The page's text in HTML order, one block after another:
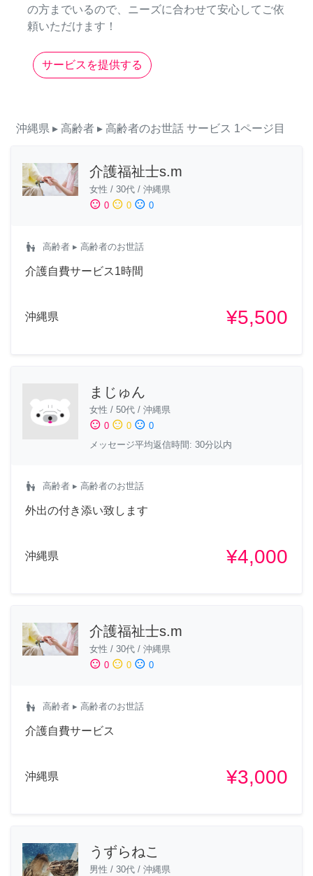
の方までいるので、ニーズに合わせて安心してご依
頼いただけます！
サービスを提供する
沖縄県 ▸ 高齢者 ▸ 高齢者のお世話 サービス 1ページ目
介護福祉士s.m
女性 / 30代 / 沖縄県
sentiment_satisfied 0 sentiment_neutral 0 sentiment_dissatisfied 0
escalator_warning 高齢者 ▸ 高齢者のお世話
介護自費サービス1時間
沖縄県 ¥5,500
まじゅん
女性 / 50代 / 沖縄県
sentiment_satisfied 0 sentiment_neutral 0 sentiment_dissatisfied 0
メッセージ平均返信時間: 30分以内
escalator_warning 高齢者 ▸ 高齢者のお世話
外出の付き添い致します
沖縄県 ¥4,000
介護福祉士s.m
女性 / 30代 / 沖縄県
sentiment_satisfied 0 sentiment_neutral 0 sentiment_dissatisfied 0
escalator_warning 高齢者 ▸ 高齢者のお世話
介護自費サービス
沖縄県 ¥3,000
うずらねこ
男性 / 30代 / 沖縄県